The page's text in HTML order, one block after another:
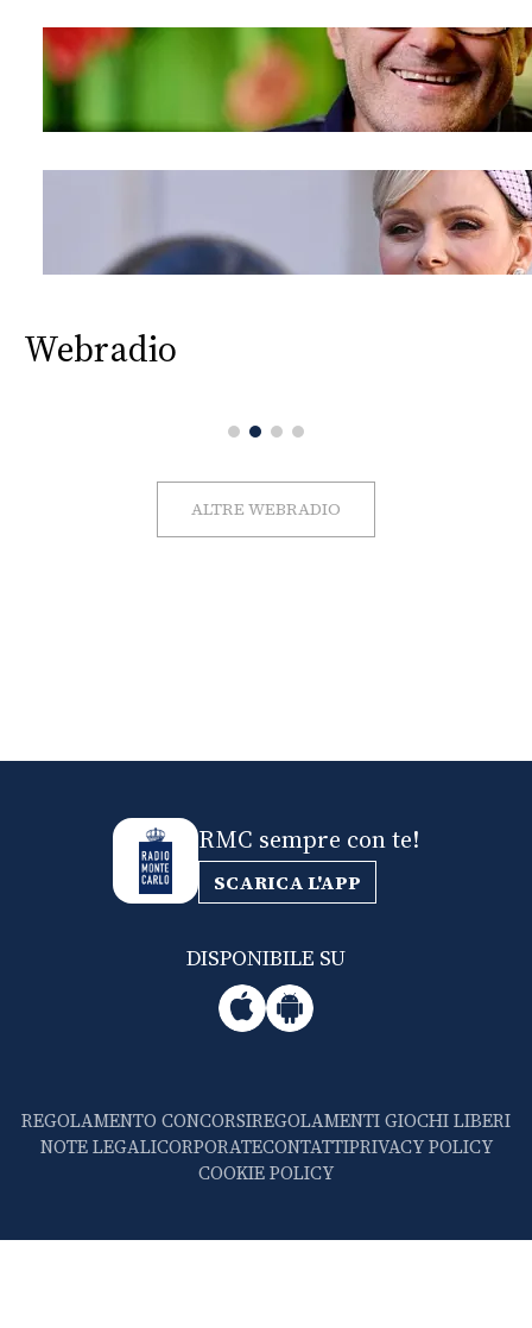
Webradio
ALTRE WEBRADIO
RMC sempre con te!
SCARICA L'APP
DISPONIBILE SU
REGOLAMENTO CONCORSIREGOLAMENTI GIOCHI LIBERI
NOTE LEGALICORPORATECONTATTIPRIVACY POLICY
COOKIE POLICY